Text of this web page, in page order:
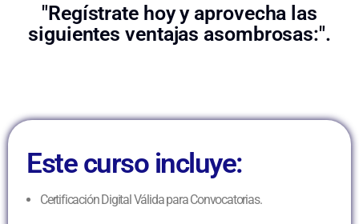
"Regístrate hoy y aprovecha las
siguientes ventajas asombrosas:".
Este curso incluye:
Certificación Digital Válida para Convocatorias.